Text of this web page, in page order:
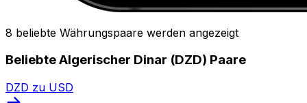
8 beliebte Währungspaare werden angezeigt
Beliebte Algerischer Dinar (DZD) Paare
DZD zu USD